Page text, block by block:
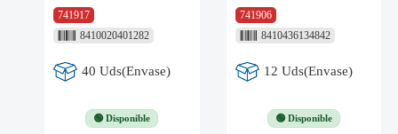
741917
8410020401282
40 Uds(Envase)
🟢 Disponible
741906
8410436134842
12 Uds(Envase)
🟢 Disponible